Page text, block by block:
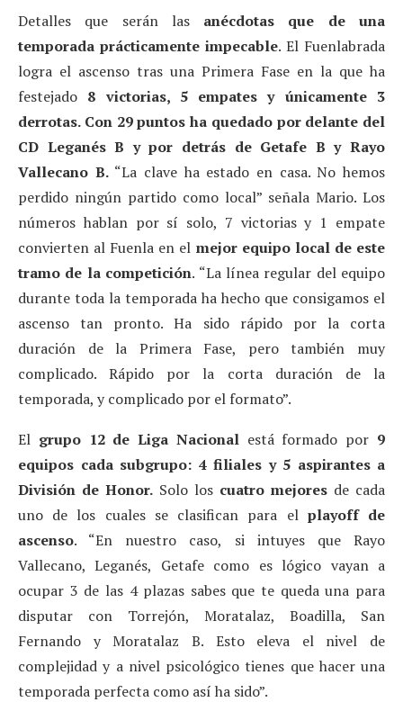
Detalles que serán las anécdotas que de una
temporada prácticamente impecable. El Fuenlabrada
logra el ascenso tras una Primera Fase en la que ha
festejado 8 victorias, 5 empates y únicamente 3
derrotas. Con 29 puntos ha quedado por delante del
CD Leganés B y por detrás de Getafe B y Rayo
Vallecano B. “La clave ha estado en casa. No hemos
perdido ningún partido como local” señala Mario. Los
números hablan por sí solo, 7 victorias y 1 empate
convierten al Fuenla en el mejor equipo local de este
tramo de la competición. “La línea regular del equipo
durante toda la temporada ha hecho que consigamos el
ascenso tan pronto. Ha sido rápido por la corta
duración de la Primera Fase, pero también muy
complicado. Rápido por la corta duración de la
temporada, y complicado por el formato”.
El grupo 12 de Liga Nacionalestá formado por 9
equipos cada subgrupo: 4 filiales y 5 aspirantes a
División de Honor. Solo los cuatro mejores de cada
uno de los cuales se clasifican para el playoff de
ascenso. “En nuestro caso, si intuyes que Rayo
Vallecano, Leganés, Getafe como es lógico vayan a
ocupar 3 de las 4 plazas sabes que te queda una para
disputar con Torrejón, Moratalaz, Boadilla, San
Fernando y Moratalaz B. Esto eleva el nivel de
complejidad y a nivel psicológico tienes que hacer una
temporada perfecta como así ha sido”.